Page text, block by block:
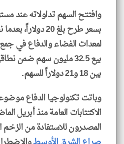
بسعر طرح بلغ 20 دولاراً، بعدما نجحت
بيع 32.5 مليون سهم ضمن
بين 18 و21 دولاراً للسهم.
وباتت تكنولوجيا الدفاع
الاكتتابات العامة منذ أبريل
المصدرون للاستفادة من الزخم